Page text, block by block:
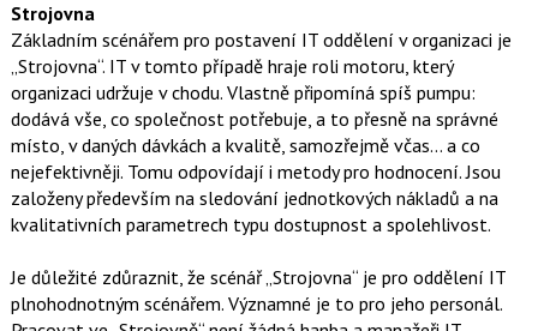
Strojovna
Základním scénářem pro postavení IT oddělení v organizaci je
„Strojovna“. IT v tomto případě hraje roli motoru, který
organizaci udržuje v chodu. Vlastně připomíná spíš pumpu:
dodává vše, co společnost potřebuje, a to přesně na správné
místo, v daných dávkách a kvalitě, samozřejmě včas… a co
nejefektivněji. Tomu odpovídají i metody pro hodnocení. Jsou
založeny především na sledování jednotkových nákladů a na
kvalitativních parametrech typu dostupnost a spolehlivost.
Je důležité zdůraznit, že scénář „Strojovna“ je pro oddělení IT
plnohodnotným scénářem. Významné je to pro jeho personál.